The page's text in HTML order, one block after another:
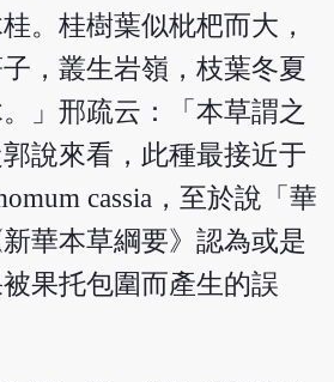
。桂樹葉似枇杷而大，
，叢生岩嶺，枝葉冬夏
」邢疏云：「本草謂之
說來看，此種最接近于
cassia，至於說「華
華本草綱要》認為或是
果托包圍而產生的誤